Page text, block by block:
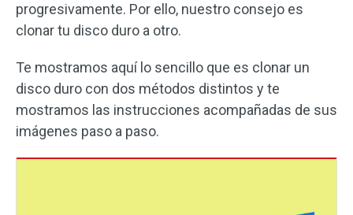
progresivamente. Por ello, nuestro consejo es
clonar tu disco duro a otro.
Te mostramos aquí lo sencillo que es clonar un
disco duro con dos métodos distintos y te
mostramos las instrucciones acompañadas de sus
imágenes paso a paso.